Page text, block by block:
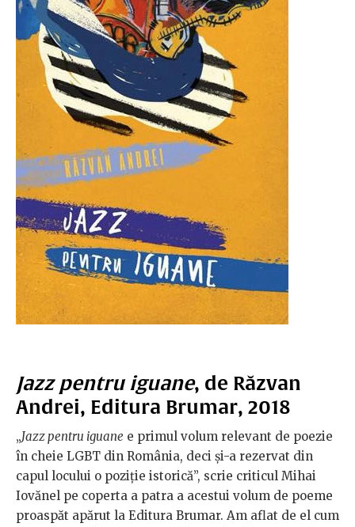
Jazz pentru iguane, de Răzvan
Andrei, Editura Brumar, 2018
„Jazz pentru iguane e primul volum relevant de poezie
în cheie LGBT din România, deci și-a rezervat din
capul locului o poziție istorică”, scrie criticul Mihai
Iovănel pe coperta a patra a acestui volum de poeme
proaspăt apărut la Editura Brumar. Am aflat de el cum